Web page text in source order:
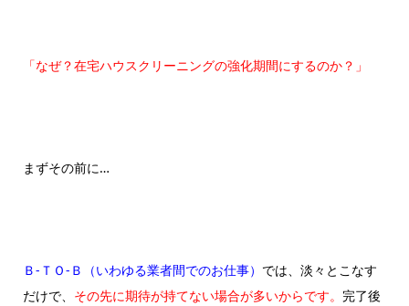
「なぜ？在宅ハウスクリーニングの強化期間にするのか？」
まずその前に…
Ｂ-ＴＯ-Ｂ（いわゆる業者間でのお仕事） では、淡々とこなす
だけで、 その先に期待が持てない場合が多いからです。 完了後